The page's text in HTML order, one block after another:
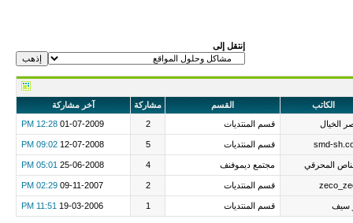
إنتقل إلى
الكاتب القسم مشاركة
آخر مشاركة
الخيال
قسم المنتديات 2
01-07-2009
12:28 PM
smd- قسم المنتديات 5
12-07-2008
09:02 PM
المحرقي مجتمع ديموفنف 4
25-06-2008
05:01 PM
قسم المنتديات 2
09-11-2007
02:29 PM
سيف قسم المنتديات 1
19-03-2006
11:51 PM